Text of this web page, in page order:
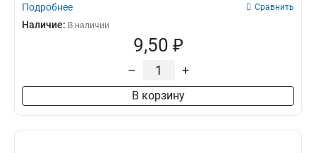
Подробнее Сравнить
Наличие: В наличии
9,50 ₽
– +
В корзину